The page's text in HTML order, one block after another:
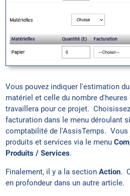
Vous pouvez indiquer l'estimation
matériel et celle du nombre
travaillera pour ce projet.
facturation dans le menu déroulant
comptabilité de l'AssisTemps. Vous
produits et services via le menu
Produits / Services.
Finalement, il y a la sectionAction.
en profondeur dans un autre article.